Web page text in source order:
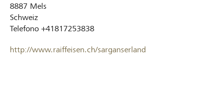
8887 Mels
Schweiz
Telefono +41817253838
http://www.raiffeisen.ch/sarganserland